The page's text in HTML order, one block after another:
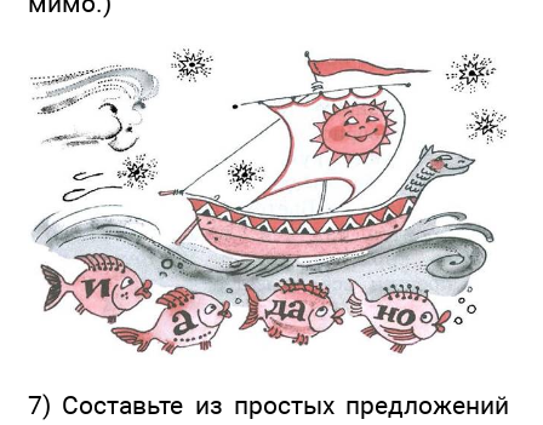
7) Составьте из простых предложений